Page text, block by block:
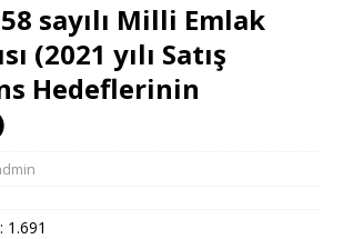
sayılı Milli Emlak
(2021 yılı Satış
Hedeflerinin
1.691